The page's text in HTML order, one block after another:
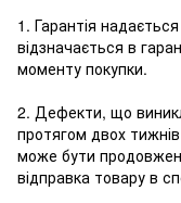
1. Гарантія
відзначається в
моменту покупки.
2. Дефекти, що
протягом двох
може бути
відправка товару в